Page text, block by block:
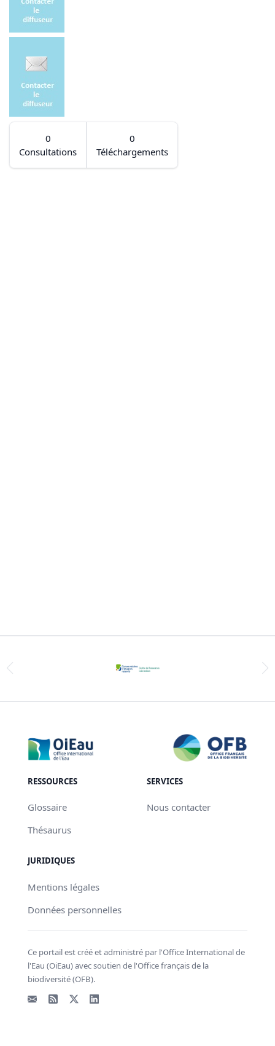
0
Consultations
0
Téléchargements
RESSOURCES
Glossaire
Thésaurus
SERVICES
Nous contacter
JURIDIQUES
Mentions légales
Données personnelles
Ce portail est créé et administré par l'Office International de
l'Eau (OiEau) avec soutien de l'Office français de la
biodiversité (OFB).